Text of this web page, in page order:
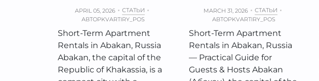
APRIL 05, 2026
СТАТЬИ
АВТОРKVARTIRY_POS
Short-Term Apartment
Rentals in Abakan, Russia
Abakan, the capital of the
Republic of Khakassia, is a
MARCH 31, 2026
СТАТЬИ
АВТОРKVARTIRY_POS
Short-Term Apartment
Rentals in Abakan, Russia
— Practical Guide for
Guests & Hosts Abakan